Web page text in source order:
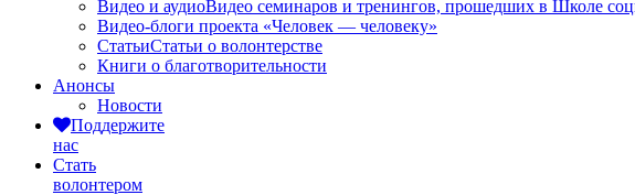
Видео и аудиоВидео семинаров и тренингов, прошедших в Школе
Видео-блоги проекта «Человек — человеку»
СтатьиСтатьи о волонтерстве
Книги о благотворительности
Анонсы
Новости
Поддержите
нас
Стать
волонтером